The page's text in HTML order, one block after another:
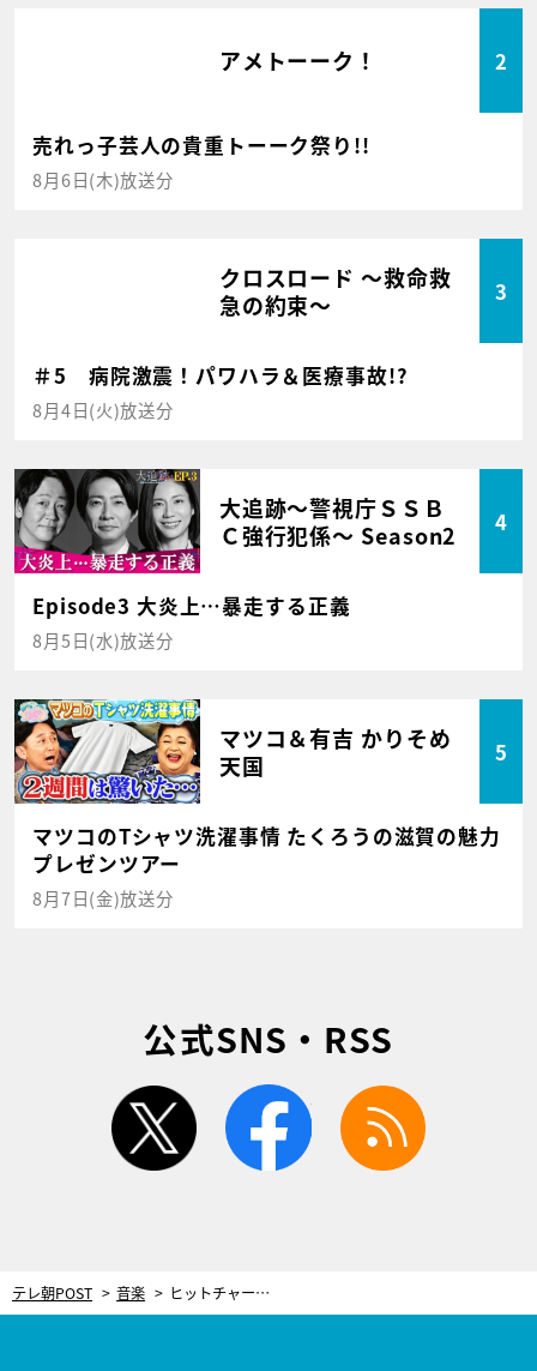
アメトーーク！ 2
売れっ子芸人の貴重トーーク祭り!!
8月6日(木)放送分
クロスロード ～救命救
急の約束～
3
＃5 病院激震！パワハラ＆医療事故!?
8月4日(火)放送分
大追跡～警視庁ＳＳＢ
Ｃ強行犯係～ Season2
4
Episode3 大炎上…暴走する正義
8月5日(水)放送分
マツコ＆有吉 かりそめ
天国
5
マツコのTシャツ洗濯事情 たくろうの滋賀の魅力
プレゼンツアー
8月7日(金)放送分
公式SNS・RSS
twitter facebook
テレ朝POST 音楽 ヒットチャートとは一線を画すベスト30！令和に活躍するアーティストが選んだ「最強平成ソング」